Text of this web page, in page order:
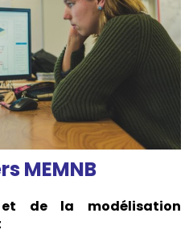
MEMNB
de la modélisation